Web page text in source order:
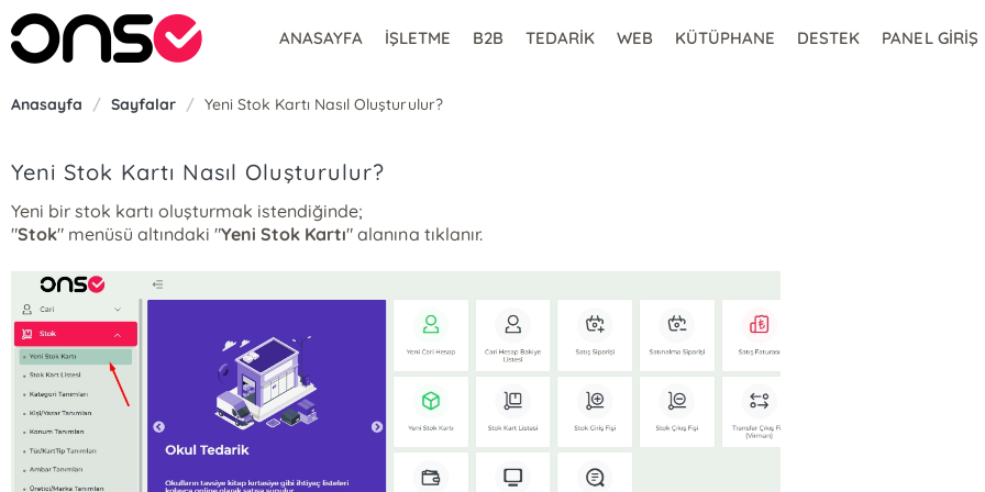
ANASAYFA İŞLETME B2B TEDARİK WEB KÜTÜPHANE DESTEK PANEL GİRİŞ
Anasayfa / Sayfalar / Yeni Stok Kartı Nasıl Oluşturulur?
Yeni Stok Kartı Nasıl Oluşturulur?
Yeni bir stok kartı oluşturmak istendiğinde;
"Stok" menüsü altındaki "Yeni Stok Kartı" alanına tıklanır.